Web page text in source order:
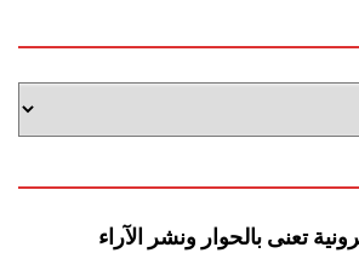
تعنى بالحوار ونشر الآراء